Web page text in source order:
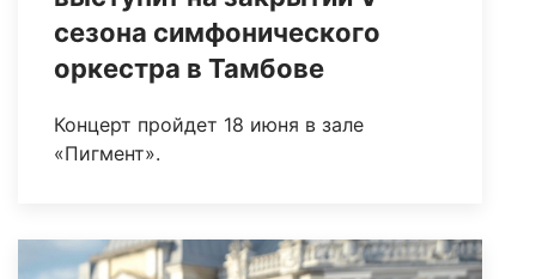
сезона симфонического
оркестра в Тамбове
Концерт пройдет 18 июня в зале
«Пигмент».